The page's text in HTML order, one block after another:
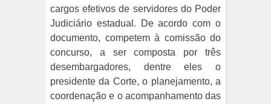
cargos efetivos de servidores do Poder
Judiciário estadual. De acordo com o
documento, competem à comissão do
concurso, a ser composta por três
desembargadores, dentre eles o
presidente da Corte, o planejamento, a
coordenação e o acompanhamento das